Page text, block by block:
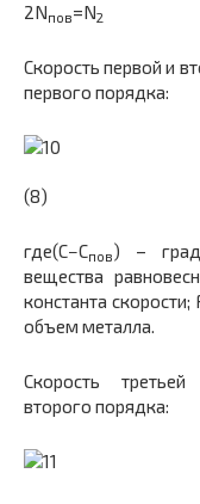
2Nпов=N2
Скорость первой и
первого порядка:
(8)
где(C−Спов) –
вещества
константа скорости;
объем металла.
Скорость
второго порядка: